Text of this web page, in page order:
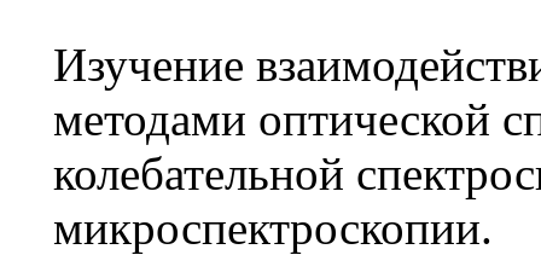
Изучение
методами оптической
колебательной
микроспектроскопии.